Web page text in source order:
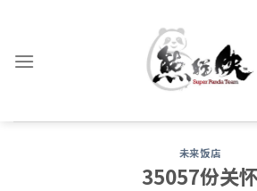
content
未来饭店
35057份关怀